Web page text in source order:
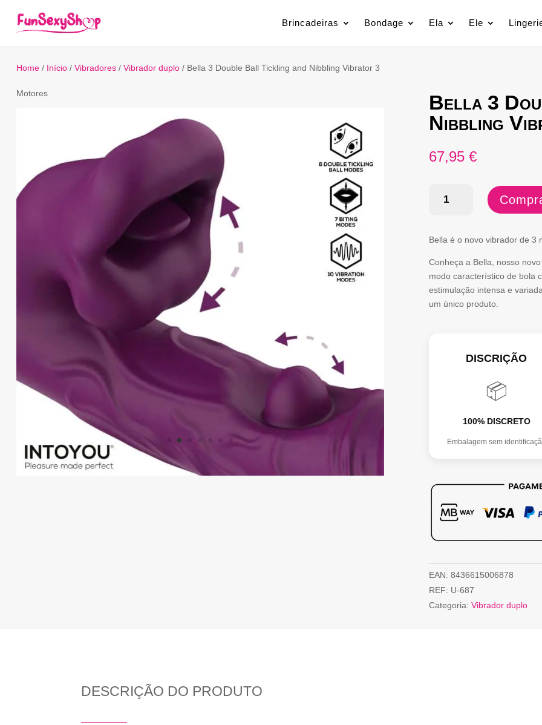
Brincadeiras Bondage Ela Ele
Home/ Início/ Vibradores/ Vibrador duplo/ Bella 3 Double Ball Tickling and Nibbling Vibrator 3
Motores
Bella 3
Nibbling
67,95 €
Double
Ball
Tickling
Bella é o novo vibrador de 3
Conheça a Bella, nosso
modo característico de bola
estimulação intensa e
um único produto.
DISCRIÇÃO
📦
100% DISCRETO
Embalagem sem
EAN: 8436615006878
REF: U-687
Categoria: Vibrador duplo
DESCRIÇÃO DO PRODUTO